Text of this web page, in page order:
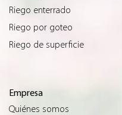
Riego enterrado
Riego por goteo
Riego de superficie
Empresa
Quiénes somos